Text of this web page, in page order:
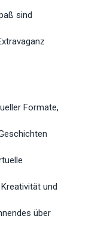
sind
Formate,
und
über